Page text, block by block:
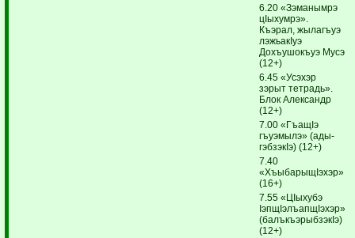
6.20 «Зэманымрэ
цIыхумрэ».
Къэрал, жылагъуэ
лэжьакIуэ
Дохъушокъуэ Мусэ
(12+)
6.45 «Усэхэр
зэрыт тетрадь».
Блок Александр
(12+)
7.00 «ГъащIэ
гъуэмылэ» (ады­
гэбзэкIэ) (12+)
7.40
«ХъыбарыщIэхэр»
(16+)
7.55 «ЦIыхубэ
IэпщIэлъапщIэхэр»
(балъкъэрыбзэкIэ)
(12+)